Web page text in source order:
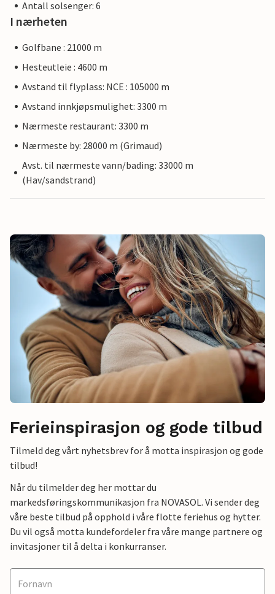
Antall solsenger: 6
I nærheten
Golfbane : 21000 m
Hesteutleie : 4600 m
Avstand til flyplass: NCE : 105000 m
Avstand innkjøpsmulighet: 3300 m
Nærmeste restaurant: 3300 m
Nærmeste by: 28000 m (Grimaud)
Avst. til nærmeste vann/bading: 33000 m
(Hav/sandstrand)
Ferieinspirasjon og gode tilbud
Tilmeld deg vårt nyhetsbrev for å motta inspirasjon og gode
tilbud!
Når du tilmelder deg her mottar du
markedsføringskommunikasjon fra NOVASOL. Vi sender deg
våre beste tilbud på opphold i våre flotte feriehus og hytter.
Du vil også motta kundefordeler fra våre mange partnere og
invitasjoner til å delta i konkurranser.